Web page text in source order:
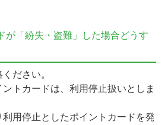
が「紛失・盗難」した場合どうす
ださい。
トカードは、利用停止扱いとしま
利用停止としたポイントカードを発